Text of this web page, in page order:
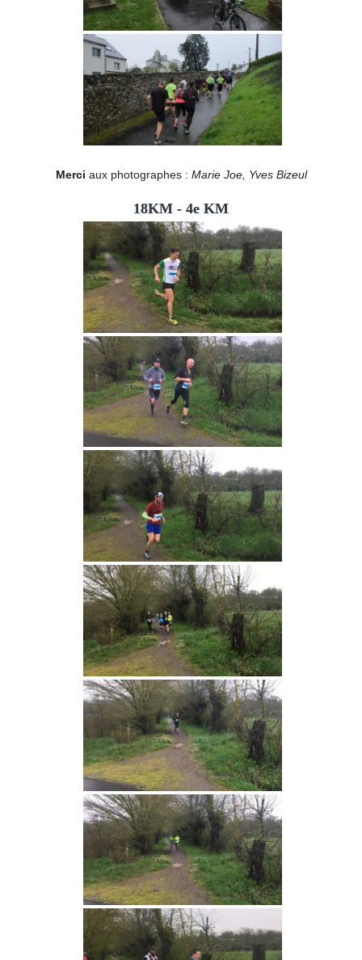
Merci aux photographes : Marie Joe, Yves Bizeul
18KM - 4e KM